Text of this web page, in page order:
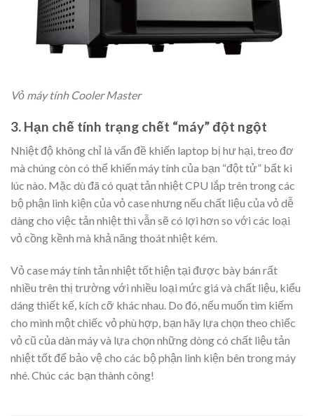
Vỏ máy tính Cooler Master
3. Hạn chế tính trạng chết “máy” đột ngột
Nhiệt độ không chỉ là vấn đề khiến laptop bị hư hại, treo đơ
mà chúng còn có thể khiến máy tính của bạn “đột tử” bất kì
lúc nào. Mặc dù đã có quạt tản nhiệt CPU lắp trên trong các
bộ phận linh kiện của vỏ case nhưng nếu chất liệu của vỏ dễ
dàng cho việc tản nhiệt thì vẫn sẽ có lợi hơn so với các loại
vỏ cồng kềnh mà khả năng thoát nhiệt kém.
Vỏ case máy tính tản nhiệt tốt hiện tại được bày bán rất
nhiều trên thị trường với nhiều loại mức giá và chất liệu, kiểu
dáng thiết kế, kích cỡ khác nhau. Do đó, nếu muốn tìm kiếm
cho mình một chiếc vỏ phù hợp, bạn hãy lựa chọn theo chiếc
vỏ cũ của dàn máy và lựa chọn những dòng có chất liệu tản
nhiệt tốt để bảo vệ cho các bộ phận linh kiện bên trong máy
nhé. Chúc các bạn thành công!